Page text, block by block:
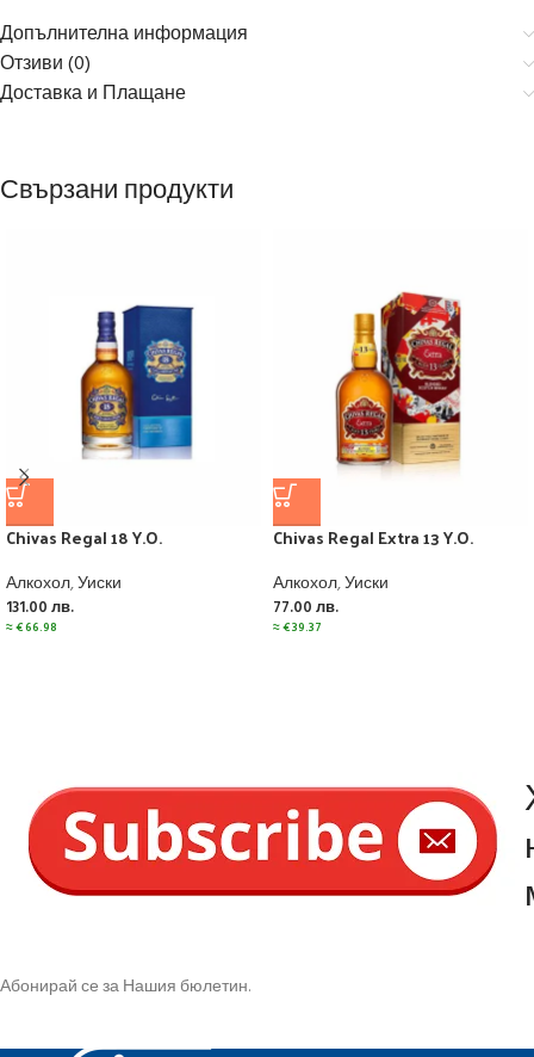
Допълнителна информация
Отзиви (0)
Доставка и Плащане
Свързани продукти
Chivas Regal 18 Y.O.
Алкохол,Уиски
131.00 лв.
≈€66.98
Chivas Regal Extra 13 Y.O.
Алкохол,Уиски
77.00 лв.
≈€39.37
Абонирай се за Нашия бюлетин.